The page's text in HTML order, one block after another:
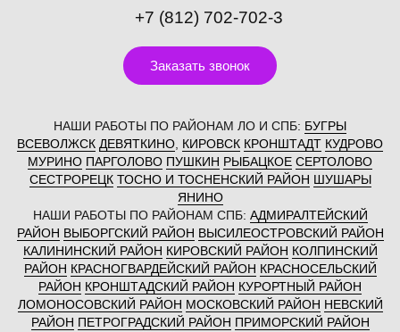
+7 (812) 702-702-3
Заказать звонок
НАШИ РАБОТЫ ПО РАЙОНАМ ЛО И СПБ: БУГРЫ
ВСЕВОЛЖСК ДЕВЯТКИНО КИРОВСК КРОНШТАДТ КУДРОВО
МУРИНО ПАРГОЛОВО ПУШКИН РЫБАЦКОЕ СЕРТОЛОВО
СЕСТРОРЕЦК ТОСНО И ТОСНЕНСКИЙ РАЙОН ШУШАРЫ
ЯНИНО
НАШИ РАБОТЫ ПО РАЙОНАМ СПБ: АДМИРАЛТЕЙСКИЙ
РАЙОН ВЫБОРГСКИЙ РАЙОН ВЫСИЛЕОСТРОВСКИЙ РАЙОН
КАЛИНИНСКИЙ РАЙОН КИРОВСКИЙ РАЙОН КОЛПИНСКИЙ
РАЙОН КРАСНОГВАРДЕЙСКИЙ РАЙОН КРАСНОСЕЛЬСКИЙ
РАЙОН КРОНШТАДСКИЙ РАЙОН КУРОРТНЫЙ РАЙОН
ЛОМОНОСОВСКИЙ РАЙОН МОСКОВСКИЙ РАЙОН НЕВСКИЙ
РАЙОН ПЕТРОГРАДСКИЙ РАЙОН ПРИМОРСКИЙ РАЙОН